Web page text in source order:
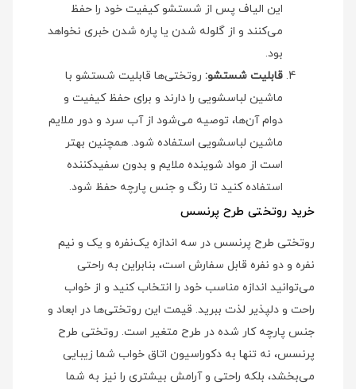
این الیاف پس از شستشو کیفیت خود را حفظ
می‌کنند و از گلوله شدن یا پاره شدن خبری نخواهد
بود.
قابلیت شستشو: روتختی‌ها قابلیت شستشو با
ماشین لباسشویی را دارند و برای حفظ کیفیت و
دوام آن‌ها، توصیه می‌شود از آب سرد و دور ملایم
ماشین لباسشویی استفاده شود. همچنین بهتر
است از مواد شوینده ملایم و بدون سفیدکننده
استفاده کنید تا رنگ و جنس پارچه حفظ شود.
خرید روتختی طرح پرنسس
روتختی طرح پرنسس در سه اندازه یک‌نفره و یک و نیم
نفره و دو نفره قابل سفارش است، بنابراین به راحتی
می‌توانید اندازه مناسب خود را انتخاب کنید و از خواب
راحت و دلپذیر لذت ببرید. قیمت این روتختی‌ها در ابعاد و
جنس پارچه کار شده در طرح متغیر است. روتختی طرح
پرنسس، نه تنها به دکوراسیون اتاق خواب شما زیبایی
می‌بخشد، بلکه راحتی و آرامش بیشتری را نیز به شما